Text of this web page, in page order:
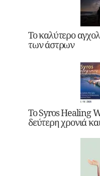
Το καλύτερο
των άστρων
Το Syros Healing
δεύτερη χρονιά